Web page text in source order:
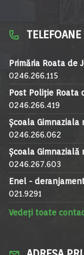
Primăria Roata de
0246.266.115
Post Poliție Roata
0246.266.419
Școala Gimnaziala
0246.266.062
Școala Gimnazială
0246.267.603
Enel -
021.9291
Vedeți toate